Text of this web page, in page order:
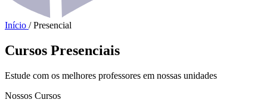
Início / Presencial
Cursos Presenciais
Estude com os melhores professores em nossas unidades
Nossos Cursos